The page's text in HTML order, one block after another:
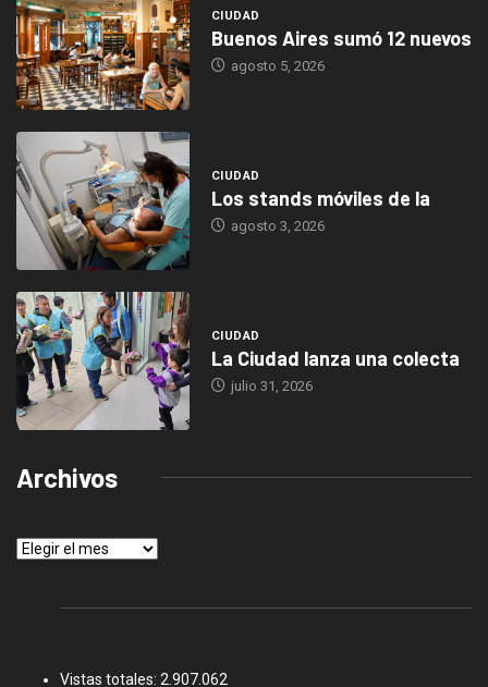
CIUDAD
Buenos Aires sumó 12 nuevos
agosto 5, 2026
CIUDAD
Los stands móviles de la
agosto 3, 2026
CIUDAD
La Ciudad lanza una colecta
julio 31, 2026
Archivos
Archivos
Vistas totales: 2.907.062